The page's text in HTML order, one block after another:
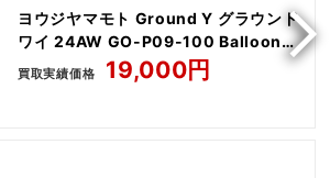
ヨウジヤマモト Ground Y グラウンド
ワイ 24AW GO-P09-100 Balloon
Crow Pants
買取実績価格 19,000円